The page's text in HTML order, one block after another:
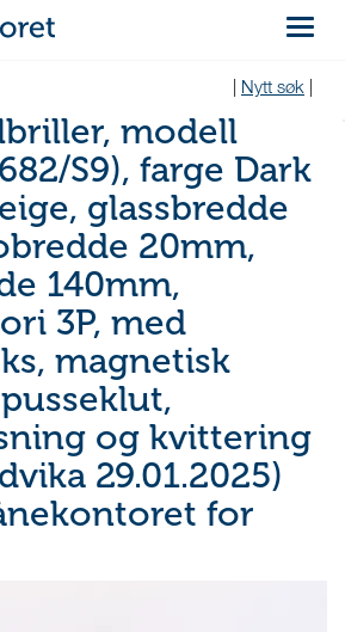
Nytt søk
modell
S9), farge Dark
glassbredde
20mm,
140mm,
3P, med
magnetisk
og kvittering
29.01.2025)
for